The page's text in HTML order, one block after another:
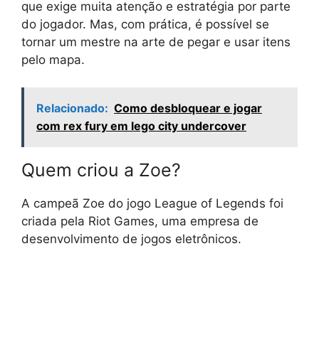
que exige muita atenção e estratégia por parte
do jogador. Mas, com prática, é possível se
tornar um mestre na arte de pegar e usar itens
pelo mapa.
Relacionado: Como desbloquear e jogar
com rex fury em lego city undercover
Quem criou a Zoe?
A campeã Zoe do jogo League of Legends foi
criada pela Riot Games, uma empresa de
desenvolvimento de jogos eletrônicos.